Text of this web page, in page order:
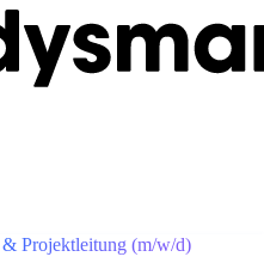
& Projektleitung (m/w/d)